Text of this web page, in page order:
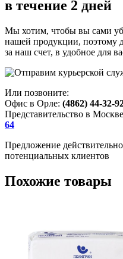
в течение 2 дней
Мы хотим, чтобы вы сами
нашей продукции, поэтому
за наш счет, в удобное для
Или позвоните:
Офис в Орле: (4862) 44-32-
Представительство в
64
Предложение
потенциальных клиентов
Похожие товары